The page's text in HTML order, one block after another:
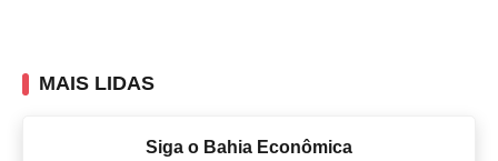
MAIS LIDAS
Siga o Bahia Econômica